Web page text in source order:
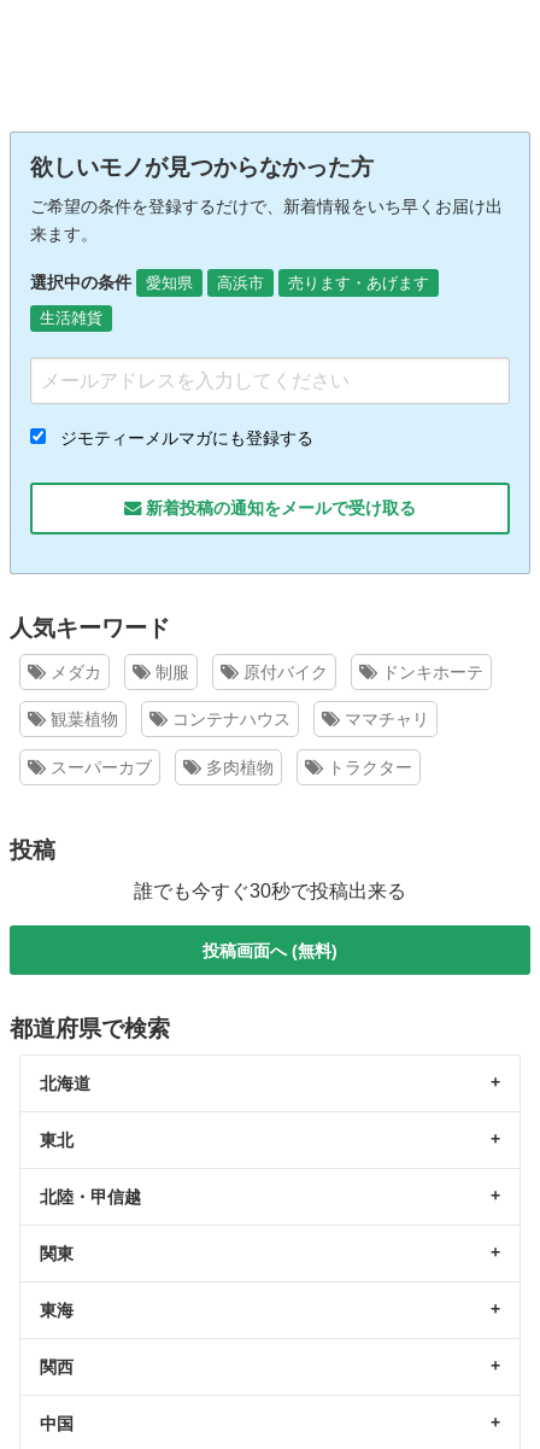
欲しいモノが見つからなかった方
ご希望の条件を登録するだけで、新着情報をいち早くお届け出
来ます。
選択中の条件 愛知県 高浜市
売ります・あげます
生活雑貨
ジモティーメルマガにも登録する
新着投稿の通知をメールで受け取る
人気キーワード
メダカ 制服 原付バイク ドンキホーテ
観葉植物 コンテナハウス ママチャリ
スーパーカブ 多肉植物 トラクター
投稿
誰でも今すぐ30秒で投稿出来る
投稿画面へ (無料)
都道府県で検索
北海道
東北
北陸・甲信越
関東
東海
関西
中国